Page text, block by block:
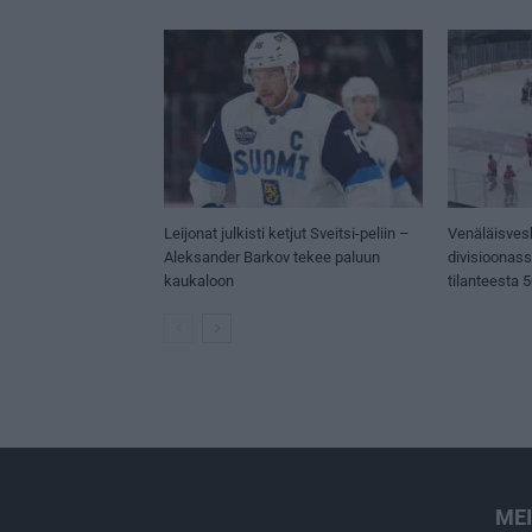
Leijonat julkisti ketjut Sveitsi-peliin –
Aleksander Barkov tekee paluun
kaukaloon
tilanteesta